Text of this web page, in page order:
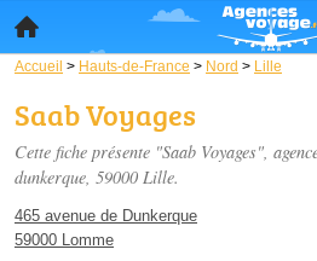
Accueil > Hauts-de-France > Nord > Lille
Saab Voyages
Cette fiche présente "Saab Voyages",
dunkerque, 59000 Lille.
465 avenue de Dunkerque
59000 Lomme